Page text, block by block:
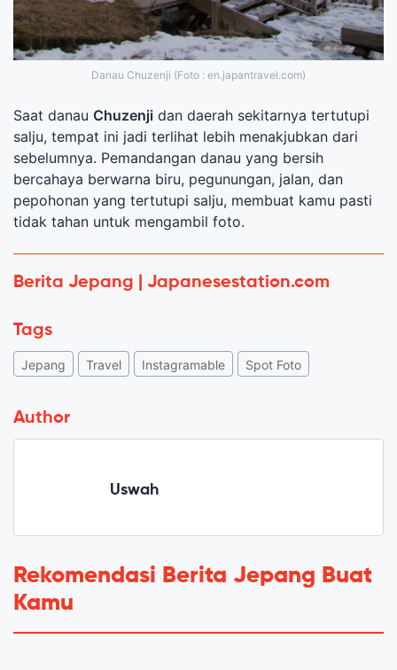
Danau Chuzenji (Foto : en.japantravel.com)
Saat danau Chuzenji dan daerah sekitarnya tertutupi
salju, tempat ini jadi terlihat lebih menakjubkan dari
sebelumnya. Pemandangan danau yang bersih
bercahaya berwarna biru, pegunungan, jalan, dan
pepohonan yang tertutupi salju, membuat kamu pasti
tidak tahan untuk mengambil foto.
Berita Jepang | Japanesestation.com
Tags
Jepang Travel Instagramable Spot Foto
Author
Uswah
Rekomendasi Berita Jepang Buat
Kamu